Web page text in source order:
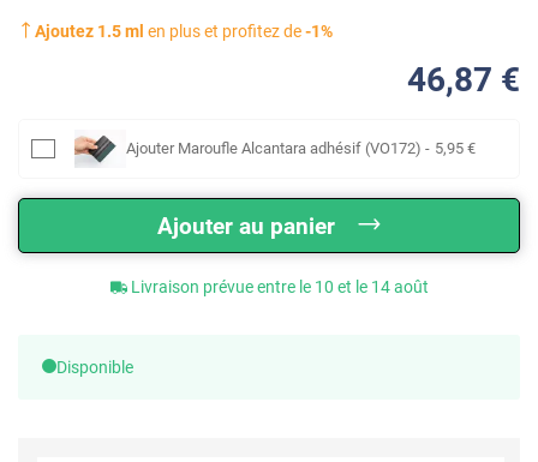
Ajoutez 1.5ml en plus et profitez de-1%
46,87 €
Ajouter Maroufle Alcantara adhésif (VO172) - 5,95 €
Ajouter au panier
Livraison prévue entre le 10 et le 14 août
Disponible